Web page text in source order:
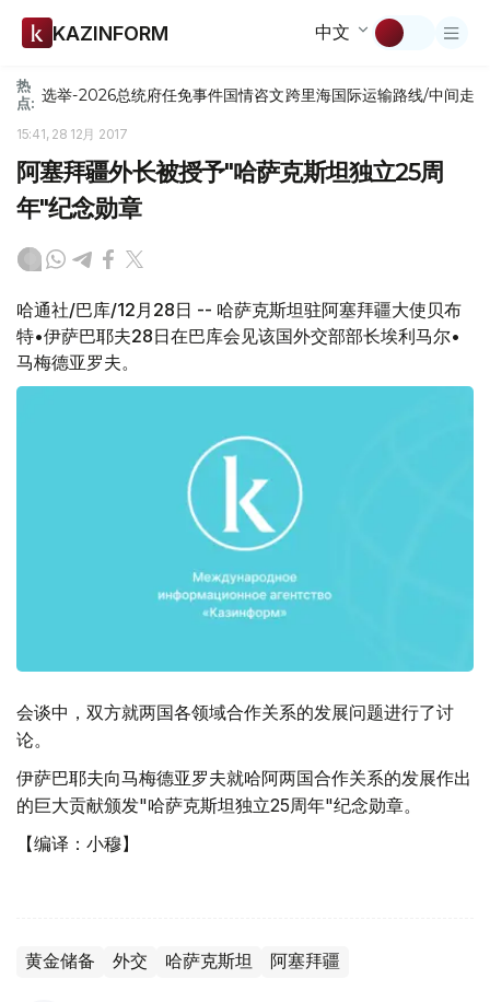
KAZINFORM 中文
热
点: 选举-2026总统府任免事件国情咨文跨里海国际运输路线/中间走廊
15:41, 28 12月 2017
阿塞拜疆外长被授予"哈萨克斯坦独立25周
年"纪念勋章
哈通社/巴库/12月28日 -- 哈萨克斯坦驻阿塞拜疆大使贝布
特•伊萨巴耶夫28日在巴库会见该国外交部部长埃利马尔•
马梅德亚罗夫。
会谈中，双方就两国各领域合作关系的发展问题进行了讨
论。
伊萨巴耶夫向马梅德亚罗夫就哈阿两国合作关系的发展作出
的巨大贡献颁发"哈萨克斯坦独立25周年"纪念勋章。
【编译：小穆】
黄金储备 外交 哈萨克斯坦 阿塞拜疆